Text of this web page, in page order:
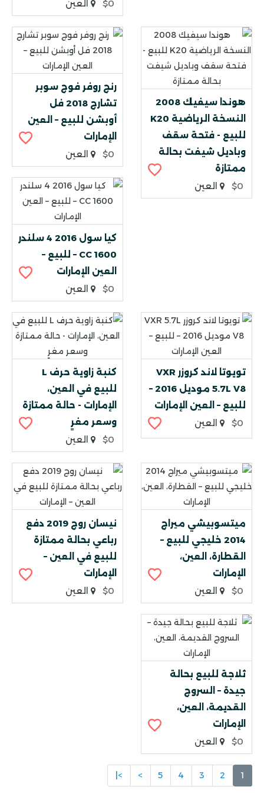
$0 العين
هوندا سيفيك 2008
النسخة الرياضية K20
للبيع - فتحة سقف
وباديل شيفت بحالة
ممتازة
$0
العين
رنج روفر فوج سوبر
تشارج 2018 فل
أوبشن للبيع – العين
الإمارات
$0
العين
كيا سول 2016 4 سلندر
1600 CC – للبيع –
العين الإمارات
$0
العين
تويوتا لاند كروزر VXR
5.7L V8 موديل 2016 –
للبيع – العين الإمارات
$0
العين
كنبة زاوية حرف L
للبيع في العين،
الإمارات - حالة ممتازة
وسعر مغرٍ
$0
العين
ميتسوبيشي ميراج
2014 خليجي للبيع –
القطارة، العين،
الإمارات
$0
العين
نيسان روج 2019 دفع
رباعي بحالة ممتازة
للبيع في العين –
الإمارات
$0
العين
ثلاجة للبيع بحالة
جيدة – السروج
القديمة، العين،
الإمارات
$0
العين
1
2
3
4
5
>
>|